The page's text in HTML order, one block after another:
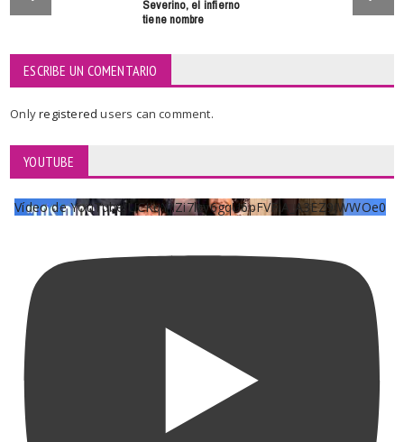
Severino, el infierno
tiene nombre
ESCRIBE UN COMENTARIO
Onlyregisteredusers can comment.
YOUTUBE
Vídeo de YouTube UCKqYjiZi7lzy6gqU6pFVFiA_A3EZ9JWWOe0